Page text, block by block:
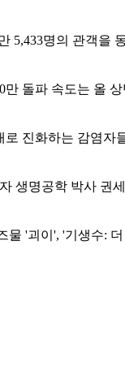
명의 관객을
돌파 속도는 올
진화하는 감염
생명공학 박사 권
'괴이', '기생수: